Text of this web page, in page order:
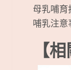
母乳哺
哺乳注
【